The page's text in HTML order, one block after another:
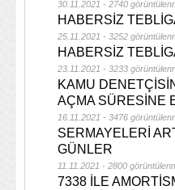
30.11.2021 - 2740
HABERSİZ
25.11.2021 - 3252
HABERSİZ
23.11.2021 - 3233
KAMU
AÇMA SÜRESİNE
16.11.2021 - 3476
SERMAYELERİ
GÜNLER
11.11.2021 - 2800
7338 İLE